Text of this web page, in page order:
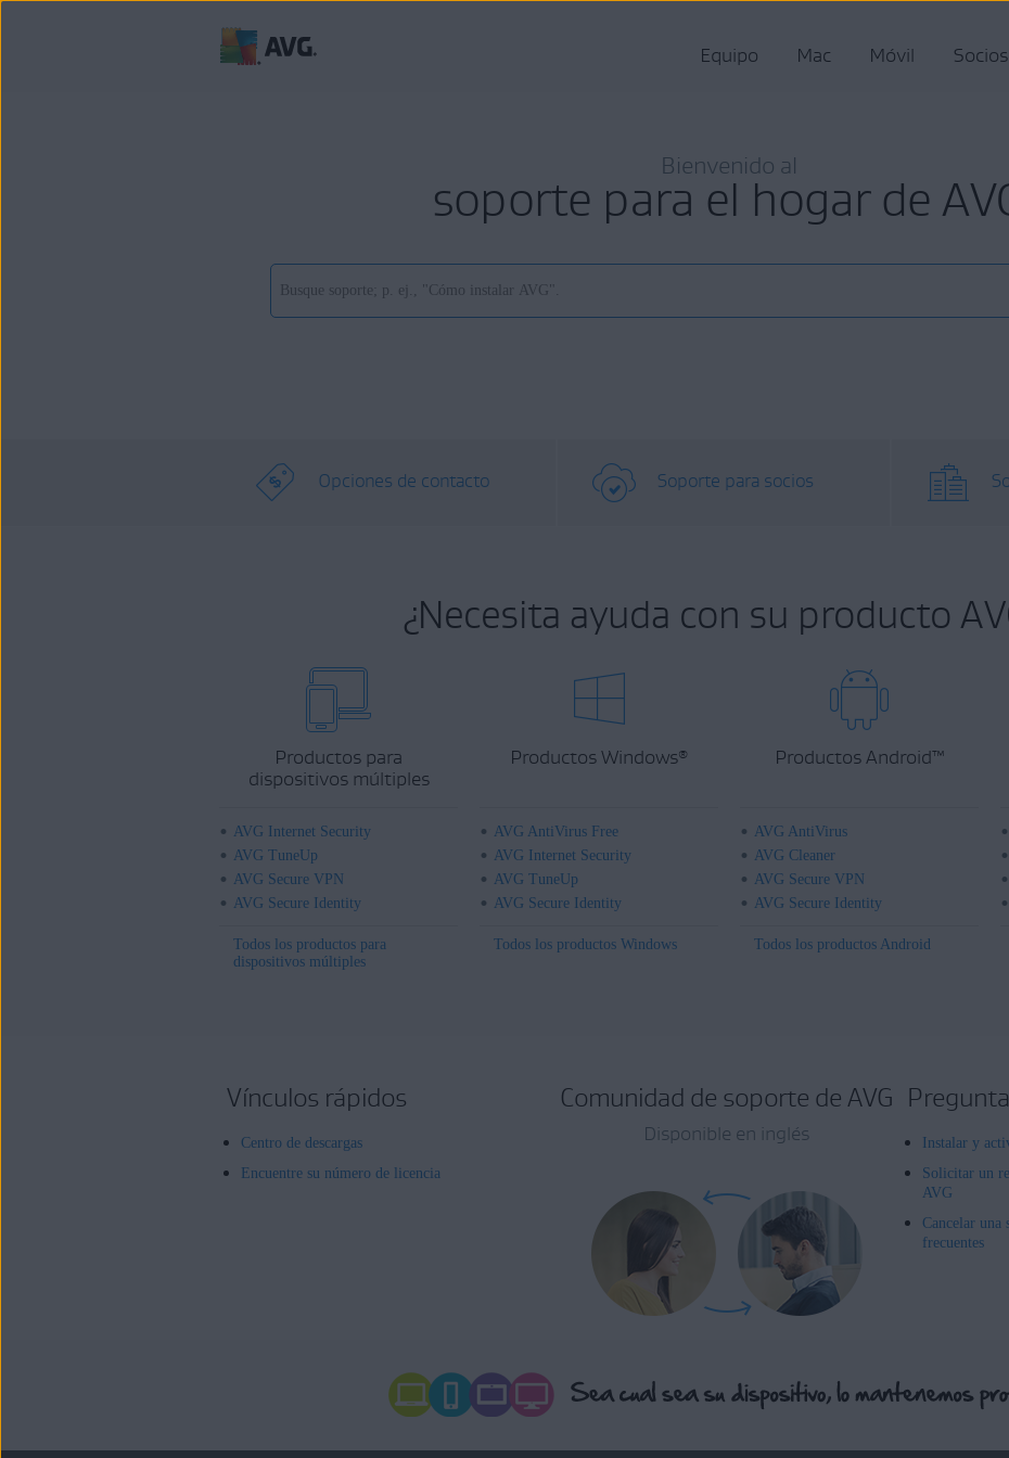
Equipo Mac Móvil Socios
Bienvenido al
soporte para el hogar de
Opciones de contacto Soporte para socios
¿Necesita ayuda con su producto
Productos para
dispositivos múltiples
AVG Internet Security
AVG TuneUp
AVG Secure VPN
AVG Secure Identity
Todos los productos para
dispositivos múltiples
Productos Windows®
AVG AntiVirus Free
AVG Internet Security
AVG TuneUp
AVG Secure Identity
Todos los productos Windows
Productos Android™
AVG AntiVirus
AVG Cleaner
AVG Secure VPN
AVG Secure Identity
Todos los productos Android
Vínculos rápidos
Centro de descargas
Encuentre su número de licencia
Comunidad de soporte de AVG
Disponible en inglés
Instalar y
Solicitar un
AVG
Cancelar una
frecuentes